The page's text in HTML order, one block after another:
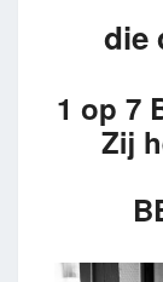
die
1 op 7
Zij